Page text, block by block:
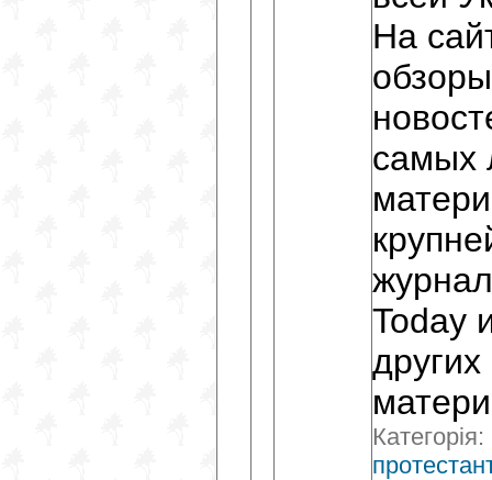
На
самых
Today
Категорія: